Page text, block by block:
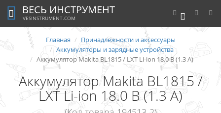
0
ВЕСЬ ИНСТРУМЕНТ
VESINSTRUMENT.COM
Главная
Принадлежности и аксессуары
Аккумуляторы и зарядные устройства
Аккумулятор Makita BL1815 / LXT Li-ion 18.0 В (1.3 А)
Аккумулятор Makita BL1815 /
LXT Li-ion 18.0 В (1.3 А)